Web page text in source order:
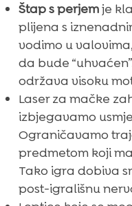
Štap s perjemje
plijena s
vodimo u
da bude
održava visoku
Laser za mačke
izbjegavamo
Ograničavamo
predmetom koji
Tako igra dobiva
post-igrališnu